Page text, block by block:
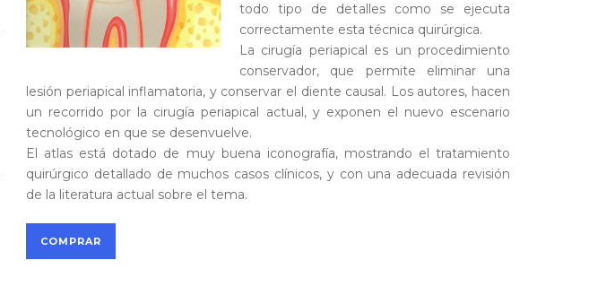
todo tipo de detalles como se ejecuta
correctamente esta técnica quirúrgica.
La cirugía periapical es un procedimiento
conservador, que permite eliminar una
lesión periapical inflamatoria, y conservar el diente causal. Los autores, hacen
un recorrido por la cirugía periapical actual, y exponen el nuevo escenario
tecnológico en que se desenvuelve.
El atlas está dotado de muy buena iconografía, mostrando el tratamiento
quirúrgico detallado de muchos casos clínicos, y con una adecuada revisión
de la literatura actual sobre el tema.
COMPRAR